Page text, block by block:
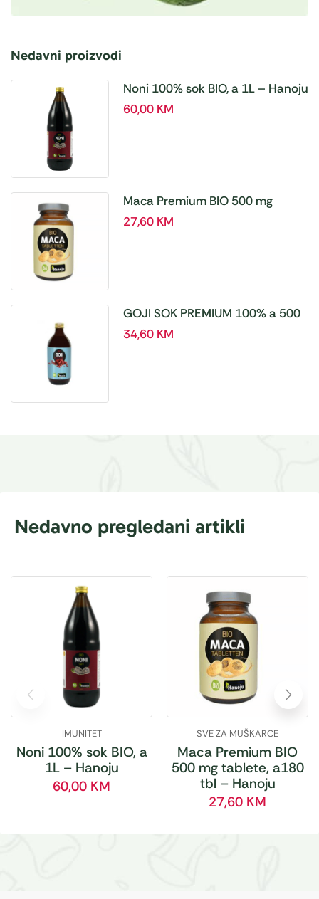
Nedavni proizvodi
Noni 100% sok BIO, a 1L – Hanoju
60,00 KM
Maca Premium BIO 500 mg
tablete, a180 tbl – Hanoju
27,60 KM
GOJI SOK PREMIUM 100% a 500
ml
34,60 KM
Nedavno pregledani artikli
IMUNITET
Noni 100% sok BIO, a
1L – Hanoju
60,00 KM
SVE ZA MUŠKARCE
Maca Premium BIO
500 mg tablete, a180
tbl – Hanoju
27,60 KM